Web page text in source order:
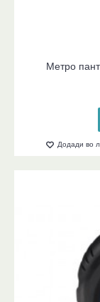
Метро
Додади во